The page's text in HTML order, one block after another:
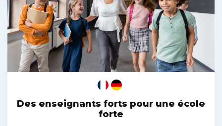
Des enseignants forts pour une école
forte